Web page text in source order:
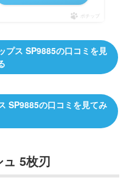
ポチップ
プス SP9885の口コミを見
SP9885の口コミを見てみ
5枚刃